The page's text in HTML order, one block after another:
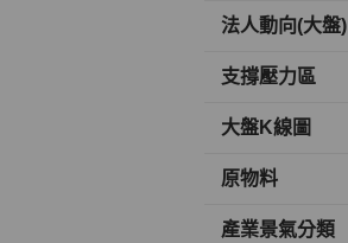
法人動向(大盤)
支撐壓力區
大盤K線圖
原物料
產業景氣分類